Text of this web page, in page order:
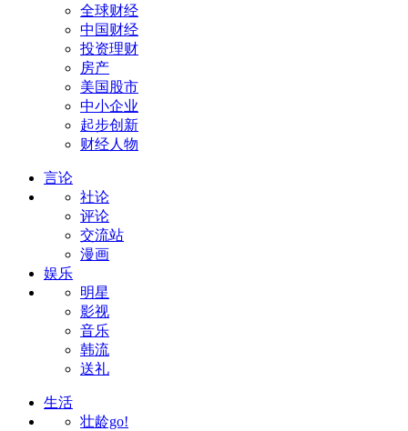
全球财经
中国财经
投资理财
房产
美国股市
中小企业
起步创新
财经人物
言论
社论
评论
交流站
漫画
娱乐
明星
影视
音乐
韩流
送礼
生活
壮龄go!